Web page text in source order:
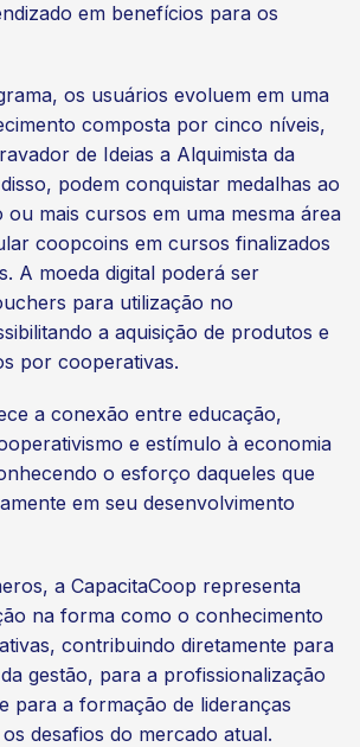
em benefícios para os
os usuários evoluem em uma
composta por cinco níveis,
de Ideias a Alquimista da
podem conquistar medalhas ao
mais cursos em uma mesma área
coopcoins em cursos finalizados
A moeda digital poderá ser
para utilização no
a aquisição de produtos e
por cooperativas.
a conexão entre educação,
e estímulo à economia
o esforço daqueles que
em seu desenvolvimento
a CapacitaCoop representa
na forma como o conhecimento
contribuindo diretamente para
gestão, para a profissionalização
para a formação de lideranças
desafios do mercado atual.